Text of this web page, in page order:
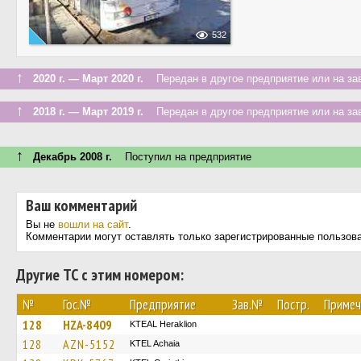
532
↑ 2020 г. — Март 2020 г. Передан в другое предприятие или на
↑ 2018 г. — Март 2019 г. Передан в другое предприятие или на
↑ Декабрь 2008 г. Поступил на предприятие
Ваш комментарий
Вы не вошли на сайт.
Комментарии могут оставлять только зарегистрированные
Другие ТС с этим номером:
№ Гос.№ Предприятие Зав.№ Постр.
128 HZA-8409 KTEAL Heraklion
128 AZN-5152 KTEL Achaia